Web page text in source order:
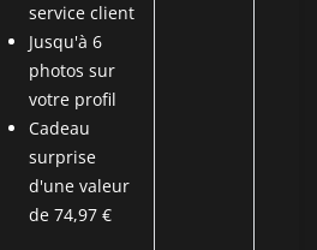
service client
Jusqu'à 6
photos sur
votre profil
Cadeau
surprise
d'une valeur
de 74,97 €